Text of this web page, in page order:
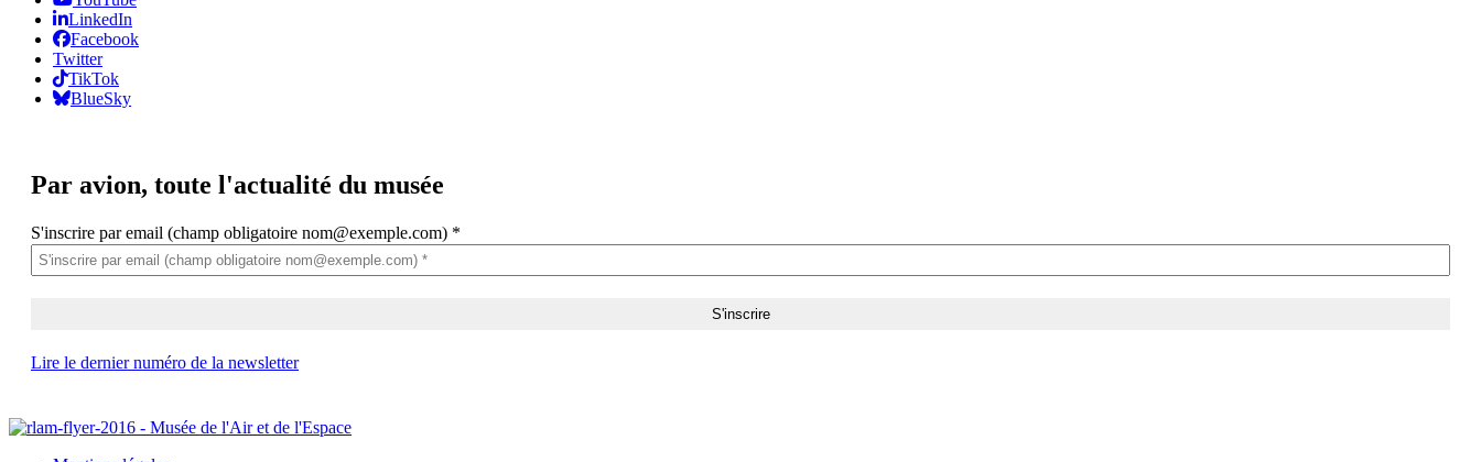
LinkedIn
Facebook
Twitter
TikTok
BlueSky
Par avion, toute l'actualité du musée
S'inscrire par email (champ obligatoire nom@exemple.com) *
Lire le dernier numéro de la newsletter